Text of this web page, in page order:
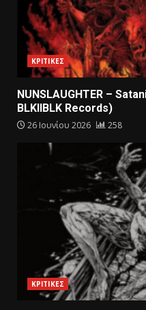
ΚΡΙΤΙΚΕΣ
NUNSLAUGHTER –
BLKIIBLK Records)
26 Ιουνίου 2026 258
ΚΡΙΤΙΚΕΣ